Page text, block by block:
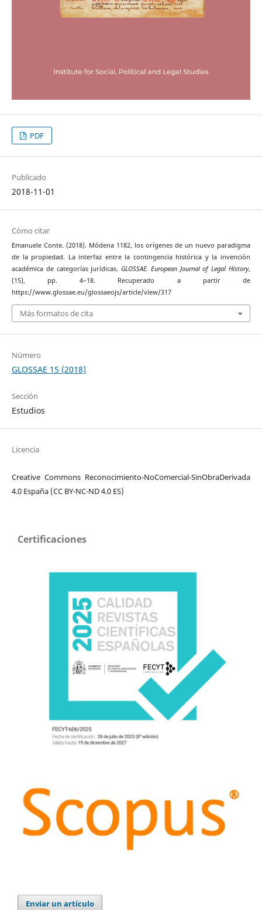
PDF
Publicado
2018-11-01
Cómo citar
Emanuele Conte. (2018). Módena 1182, los orígenes de un nuevo paradigma
de la propiedad. La interfaz entre la contingencia histórica y la invención
académica de categorías jurídicas.GLOSSAE. European Journal of Legal History,
(15), pp. 4–18. Recuperado a partir de
https://www.glossae.eu/glossaeojs/article/view/317
Más formatos de cita
Número
GLOSSAE 15 (2018)
Sección
Estudios
Licencia
Creative Commons Reconocimiento-NoComercial-SinObraDerivada
4.0 España (CC BY-NC-ND 4.0 ES)
Certificaciones
Enviar un artículo